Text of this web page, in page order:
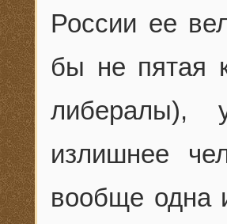
России ее
бы не пятая
либералы),
излишнее
вообще одна